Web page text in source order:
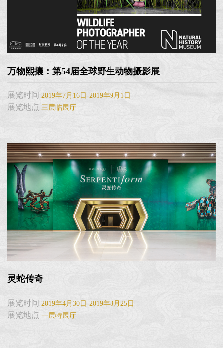
万物熙攘：第54届全球野生动物摄影展
展览时间 2019年7月16日-2019年9月1日
展览地点 三层临展厅
灵蛇传奇
展览时间 2019年4月30日-2019年8月25日
展览地点 一层特展厅